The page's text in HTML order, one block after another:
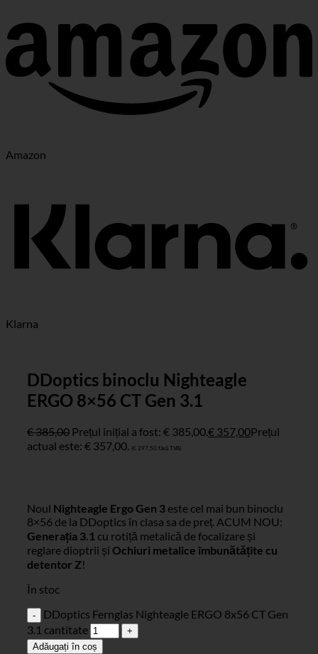
Amazon
Klarna
DDoptics binoclu Nighteagle
ERGO 8×56 CT Gen 3.1
€385,00 Prețul inițial a fost: € 385,00.€ 357,00Prețul
actual este: € 357,00. (€ 297,50 fără TVA)
Noul Nighteagle Ergo Gen 3 este cel mai bun binoclu
8×56 de la DDoptics în clasa sa de preț. ACUM NOU:
Generația 3.1 cu rotiță metalică de focalizare și
reglare dioptrii și Ochiuri metalice îmbunătățite cu
detentor Z!
În stoc
DDoptics Fernglas Nighteagle ERGO 8x56 CT Gen
3.1 cantitate
Adăugați în coș